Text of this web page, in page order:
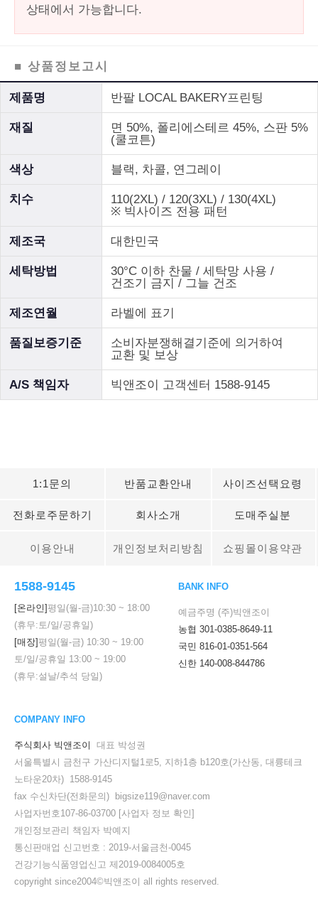
상태에서 가능합니다.
■ 상품정보고시
제품명 반팔 LOCAL BAKERY프린팅
재질
면 50%, 폴리에스테르 45%, 스판 5%
(쿨코튼)
색상 블랙, 차콜, 연그레이
치수
110(2XL) / 120(3XL) / 130(4XL)
※ 빅사이즈 전용 패턴
제조국 대한민국
세탁방법
30°C 이하 찬물 / 세탁망 사용 /
건조기 금지 / 그늘 건조
제조연월 라벨에 표기
품질보증기준
소비자분쟁해결기준에 의거하여
교환 및 보상
A/S 책임자 빅앤조이 고객센터 1588-9145
1:1문의 반품교환안내 사이즈선택요령
전화로주문하기 회사소개 도매주실분
이용안내 개인정보처리방침 쇼핑몰이용약관
1588-9145
[온라인]평일(월-금)10:30 ~ 18:00
(휴무:토/일/공휴일)
[매장]평일(월-금) 10:30 ~ 19:00
토/일/공휴일 13:00 ~ 19:00
(휴무:설날/추석 당일)
BANK INFO
예금주명 (주)빅앤조이
농협 301-0385-8649-11
국민 816-01-0351-564
신한 140-008-844786
COMPANY INFO
주식회사 빅앤조이
대표 박성권
서울특별시 금천구 가산디지털1로5, 지하1층 b120호(가산동, 대륭테크
노타운20차) 1588-9145
fax 수신차단(전화문의) bigsize119@naver.com
사업자번호107-86-03700 [사업자 정보 확인]
개인정보관리 책임자 박예지
통신판매업 신고번호 : 2019-서울금천-0045
건강기능식품영업신고 제2019-0084005호
copyright since2004©빅앤조이 all rights reserved.